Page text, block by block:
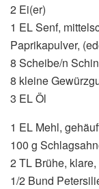
2 Ei(er)
1 EL Senf,
Paprikapulver,
8 Scheibe/n
8 kleine
3 EL Öl
1 EL Mehl,
100 g
2 TL Brühe,
1/2 Bund